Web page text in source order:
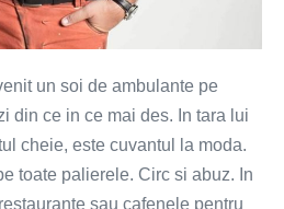
un soi de ambulante pe
din ce in ce mai des. In tara lui
cheie, este cuvantul la moda.
toate palierele. Circ si abuz. In
sau cafenele pentru